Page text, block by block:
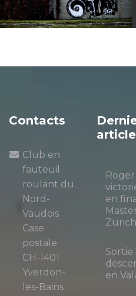
Contacts
Club en
fauteuil
roulant du
Nord-
Vaudois
Case
postale
CH-1401
Yverdon-
les-Bains
Roger
en
Zurich
Sortie
en